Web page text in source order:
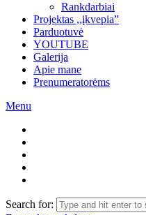
Rankdarbiai
Projektas ,,įkvepia”
Parduotuvė
YOUTUBE
Galerija
Apie mane
Prenumeratorėms
Menu
Search for:
Necessary
These
not
They are
needed for
the website
to
function.